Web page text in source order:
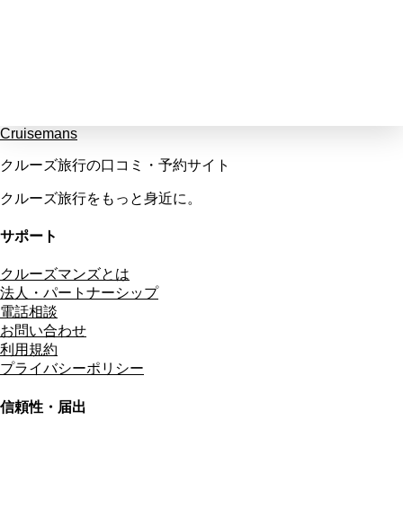
Cruisemans
クルーズ旅行の口コミ・予約サイト
クルーズ旅行をもっと身近に。
サポート
クルーズマンズとは
法人・パートナーシップ
電話相談
お問い合わせ
利用規約
プライバシーポリシー
信頼性・届出